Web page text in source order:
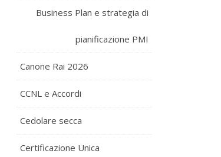
Business Plan e strategia di
pianificazione PMI
Canone Rai 2026
CCNL e Accordi
Cedolare secca
Certificazione Unica